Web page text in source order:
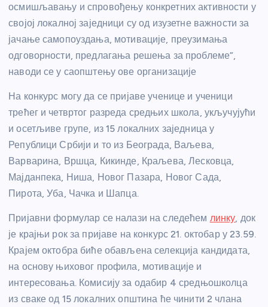
осмишљавању и спровођењу конкретних активности у
својој локалној заједници су од изузетне важности за
јачање самопоуздања, мотивације, преузимања
одговорности, предлагања решења за проблеме”,
наводи се у саопштењу ове организације
На конкурс могу да се пријаве ученице и ученици
трећег и четвртог разреда средњих школа, укључујући
и осетљиве групе, из 15 локалних заједница у
Републици Србији и то из Београда, Ваљева,
Варварина, Вршца, Кикинде, Краљева, Лесковца,
Мајданпека, Ниша, Новог Пазара, Новог Сада,
Пирота, Уба, Чачка и Шапца.
Пријавни формулар се налази на следећем линку, док
је крајњи рок за пријаве на конкурс 21. октобар у 23.59.
Крајем октобра биће обављена селекција кандидата,
на основу њиховог профила, мотивације и
интересовања. Комисију за одабир 4 средњошколца
из сваке од 15 локалних општина ће чинити 2 члана